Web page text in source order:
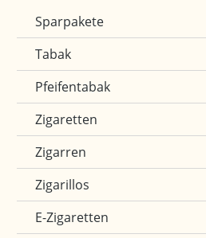
Sparpakete
Tabak
Pfeifentabak
Zigaretten
Zigarren
Zigarillos
E-Zigaretten